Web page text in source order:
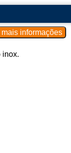
variedade de
dos equipamentos
produzidos.
Industriais:
inox.